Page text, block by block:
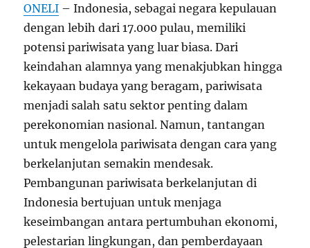
ONELI – Indonesia, sebagai negara kepulauan
dengan lebih dari 17.000 pulau, memiliki
potensi pariwisata yang luar biasa. Dari
keindahan alamnya yang menakjubkan hingga
kekayaan budaya yang beragam, pariwisata
menjadi salah satu sektor penting dalam
perekonomian nasional. Namun, tantangan
untuk mengelola pariwisata dengan cara yang
berkelanjutan semakin mendesak.
Pembangunan pariwisata berkelanjutan di
Indonesia bertujuan untuk menjaga
keseimbangan antara pertumbuhan ekonomi,
pelestarian lingkungan, dan pemberdayaan